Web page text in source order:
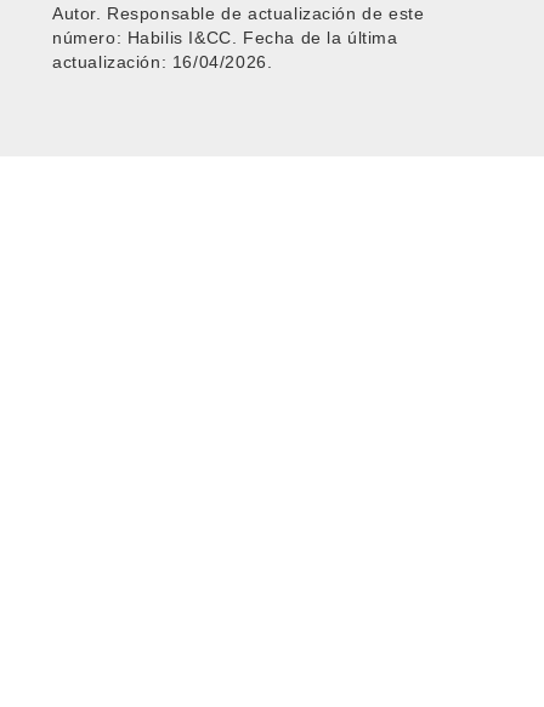
Autor. Responsable de actualización de este
número: Habilis I&CC. Fecha de la última
actualización: 16/04/2026.